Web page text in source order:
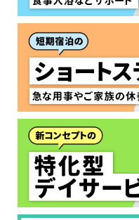
介護保険サービス
用途やご利用目的
「どのサービスを
い!」という方は、
なたに適している
しょう!最大4つの
で、おすすめの介
す。
けていますか
非
と
老人ホームな
いですか？
自宅
施設
介護などサポ
介護施設へ通
来
または物忘れ
りますか？
日帰
一時
要介護３～５
要